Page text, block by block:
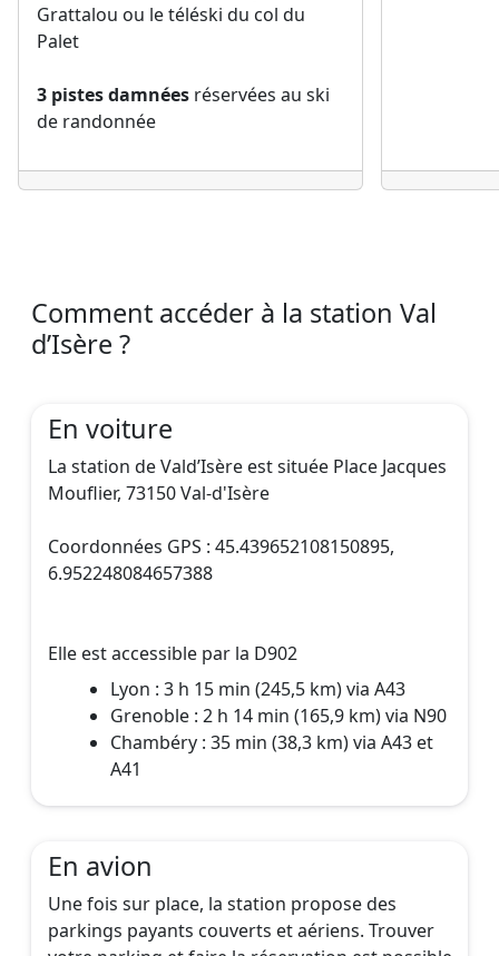
Grattalou ou le téléski du col du
Palet
3 pistes damnées réservées au ski
de randonnée
Comment accéder à la station Val
d’Isère ?
En voiture
La station de Vald’Isère est située Place Jacques
Mouflier, 73150 Val-d'Isère
Coordonnées GPS : 45.439652108150895,
6.952248084657388
Elle est accessible par la D902
Lyon : 3 h 15 min (245,5 km) via A43
Grenoble : 2 h 14 min (165,9 km) via N90
Chambéry : 35 min (38,3 km) via A43 et
A41
En avion
Une fois sur place, la station propose des
parkings payants couverts et aériens. Trouver